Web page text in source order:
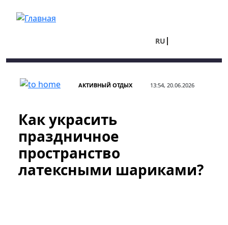
RU
АКТИВНЫЙ ОТДЫХ 13:54, 20.06.2026
Как украсить
праздничное
пространство
латексными шариками?